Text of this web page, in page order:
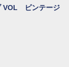
VOL ビンテージ